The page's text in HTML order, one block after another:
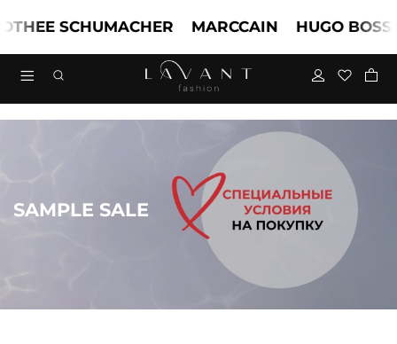
SCHUMACHER MARCCAIN HUGO BOSS
SAMPLE SALE